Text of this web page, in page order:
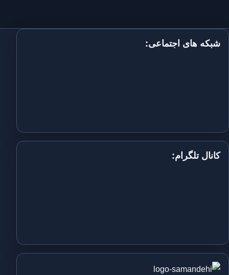
شبکه های اجتماعی:
کانال تلگرام: